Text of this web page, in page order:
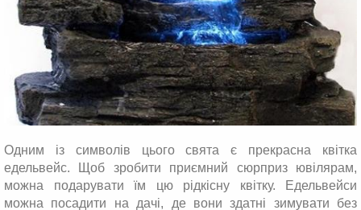
Одним із символів цього свята є прекрасна квітка
едельвейс. Щоб зробити приємний сюрприз ювілярам,
можна подарувати їм цю рідкісну квітку. Едельвейси
можна посадити на дачі, де вони здатні зимувати без